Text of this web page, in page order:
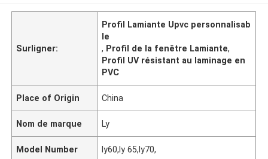
Surligner:
Profil Lamiante Upvc personnalisab
le
, Profil de la fenêtre Lamiante,
Profil UV résistant au laminage en
PVC
Place of Origin China
Nom de marque Ly
Model Number ly60,ly 65,ly70,